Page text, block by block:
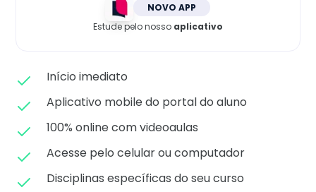
NOVO APP
Estude pelo nosso aplicativo
Início imediato
Aplicativo mobile do portal do aluno
100% online com videoaulas
Acesse pelo celular ou computador
Disciplinas específicas do seu curso